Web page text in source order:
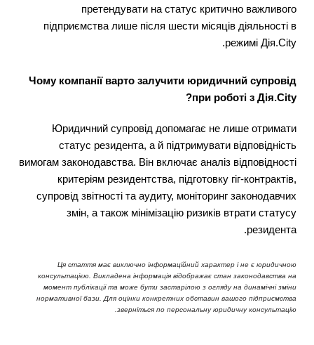
претендувати на статус критично важливого
підприємства лише після шести місяців діяльності в
режимі Дія.City.
Чому компанії варто залучити юридичний супровід
при роботі з Дія.City?
Юридичний супровід допомагає не лише отримати
статус резидента, а й підтримувати відповідність
вимогам законодавства. Він включає аналіз відповідності
критеріям резидентства, підготовку гіг-контрактів,
супровід звітності та аудиту, моніторинг законодавчих
змін, а також мінімізацію ризиків втрати статусу
резидента.
Ця стаття має виключно інформаційний характер і не є юридичною
консультацією. Викладена інформація відображає стан законодавства на
момент публікації та може бути застарілою з огляду на динамічні зміни
нормативної бази. Для оцінки конкретних обставин вашого підприємства
зверніться по персональну юридичну консультацію.